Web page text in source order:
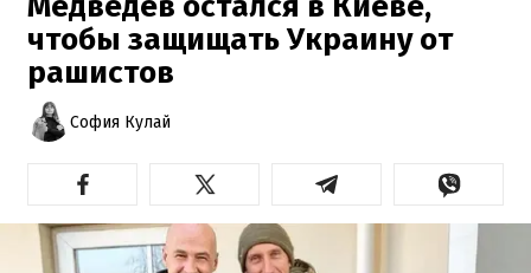
чтобы защищать Украину от
рашистов
София Кулай